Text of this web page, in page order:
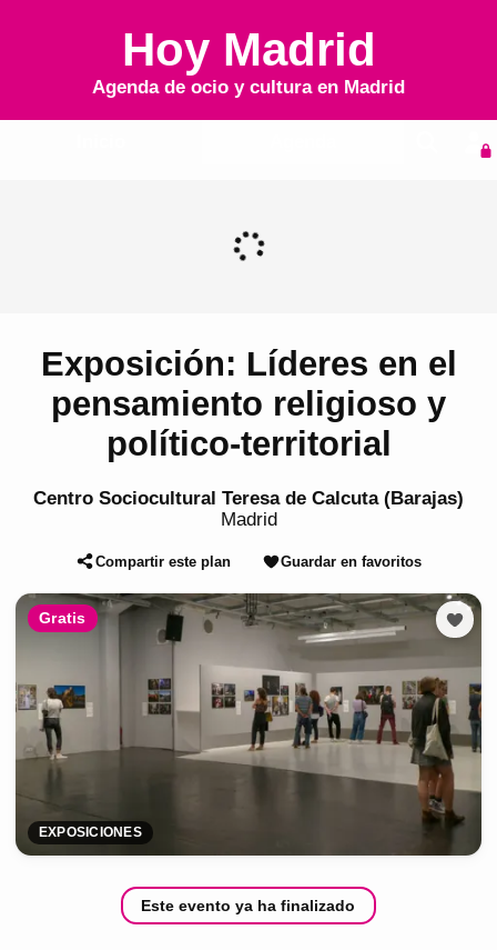
Hoy Madrid
Agenda de ocio y cultura en Madrid
Exposición: Líderes en el
pensamiento religioso y
político-territorial
Centro Sociocultural Teresa de Calcuta (Barajas)
Madrid
Compartir este plan Guardar en favoritos
Gratis
EXPOSICIONES
Este evento ya ha finalizado